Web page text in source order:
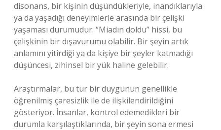
disonans, bir kişinin düşündükleriyle, inandıklarıyla
ya da yaşadığı deneyimlerle arasında bir çelişki
yaşaması durumudur. “Miadın doldu” hissi, bu
çelişkinin bir dışavurumu olabilir. Bir şeyin artık
anlamını yitirdiği ya da kişiye bir şeyler katmadığı
düşüncesi, zihinsel bir yük haline gelebilir.
Araştırmalar, bu tür bir duygunun genellikle
öğrenilmiş çaresizlik ile de ilişkilendirildiğini
gösteriyor. İnsanlar, kontrol edemedikleri bir
durumla karşılaştıklarında, bir şeyin sona ermesi